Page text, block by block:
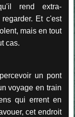
rend extra-
Et c'est
mais en tout
cas.
un pont
voyage en train
qui errent en
cet endroit